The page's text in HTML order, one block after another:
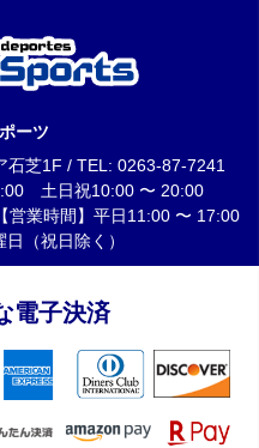
ーツ
石芝1F / TEL: 0263-87-7241
土日祝10:00 〜 20:00
営業時間】平日11:00 〜 17:00
日（祝日除く）
電子決済